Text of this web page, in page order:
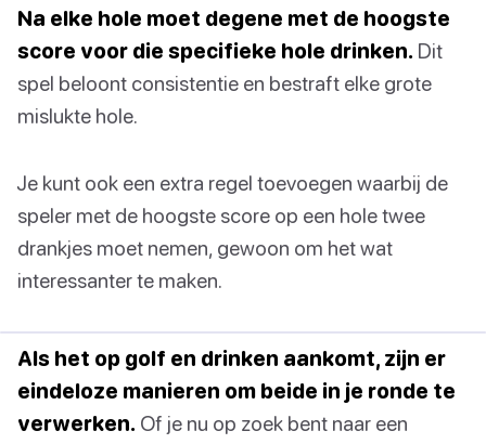
Na elke hole moet degene met de hoogste
score voor die specifieke hole drinken. Dit
spel beloont consistentie en bestraft elke grote
mislukte hole.
Je kunt ook een extra regel toevoegen waarbij de
speler met de hoogste score op een hole twee
drankjes moet nemen, gewoon om het wat
interessanter te maken.
Als het op golf en drinken aankomt, zijn er
eindeloze manieren om beide in je ronde te
verwerken. Of je nu op zoek bent naar een